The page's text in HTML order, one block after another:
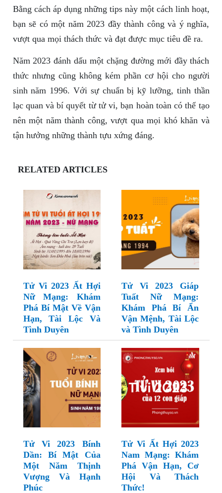
Bằng cách áp dụng những tips này một cách linh hoạt,
bạn sẽ có một năm 2023 đầy thành công và ý nghĩa,
vượt qua mọi thách thức và đạt được mục tiêu đề ra.
Năm 2023 đánh dấu một chặng đường mới đầy thách
thức nhưng cũng không kém phần cơ hội cho người
sinh năm 1996. Với sự chuẩn bị kỹ lưỡng, tinh thần
lạc quan và bí quyết từ tử vi, bạn hoàn toàn có thể tạo
nên một năm thành công, vượt qua mọi khó khăn và
tận hưởng những thành tựu xứng đáng.
RELATED ARTICLES
Tử Vi 2023 Ất Hợi
Nữ Mạng: Khám
Phá Bí Mật Về Vận
Hạn, Tài Lộc Và
Tình Duyên
Tử Vi 2023 Giáp
Tuất Nữ Mạng:
Khám Phá Bí Ẩn
Vận Mệnh, Tài Lộc
và Tình Duyên
Tử Vi 2023 Bính
Dần: Bí Mật Của
Một Năm Thịnh
Vượng Và Hạnh
Phúc
Tử Vi Ất Hợi 2023
Nam Mạng: Khám
Phá Vận Hạn, Cơ
Hội Và Thách
Thức!